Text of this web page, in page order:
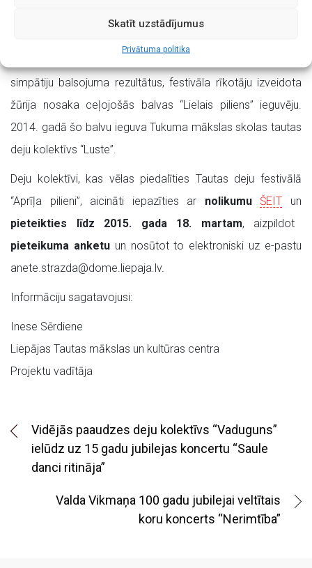
Skatīt uzstādījumus
Privātuma politika
sporta dejas, laikmetīgā deja, rokenrols u.c.
simpātiju balsojuma rezultātus, festivāla rīkotāju izveidota
žūrija nosaka ceļojošās balvas “Lielais piliens” ieguvēju.
2014. gadā šo balvu ieguva Tukuma mākslas skolas tautas
deju kolektīvs “Luste”.
Deju kolektīvi, kas vēlas piedalīties Tautas deju festivālā
“Aprīļa pilieni”, aicināti iepazīties ar nolikumu ŠEIT un
pieteikties līdz 2015. gada 18. martam, aizpildot
pieteikuma anketuun nosūtot to elektroniski uz e-pastu
anete.strazda@dome.liepaja.lv.
Informāciju sagatavojusi:
Inese Sērdiene
Liepājas Tautas mākslas un kultūras centra
Projektu vadītāja
Vidējās paaudzes deju kolektīvs “Vaduguns”
ielūdz uz 15 gadu jubilejas koncertu “Saule
danci ritināja”
Valda Vikmaņa 100 gadu jubilejai veltītais
koru koncerts “Nerimtība”